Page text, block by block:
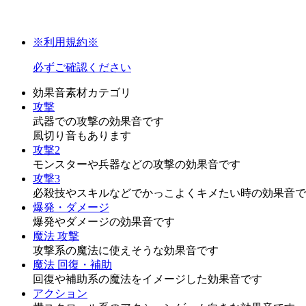
※利用規約※
必ずご確認ください
効果音素材カテゴリ
攻撃
武器での攻撃の効果音です
風切り音もあります
攻撃2
モンスターや兵器などの攻撃の効果音です
攻撃3
必殺技やスキルなどでかっこよくキメたい時の効果音
爆発・ダメージ
爆発やダメージの効果音です
魔法 攻撃
攻撃系の魔法に使えそうな効果音です
魔法 回復・補助
回復や補助系の魔法をイメージした効果音です
アクション